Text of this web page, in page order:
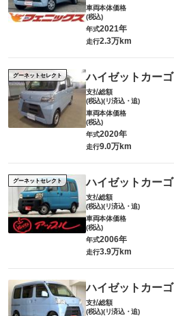
車両本体価格
(税込)
年式2021年
走行2.3万km
グーネットセレクト ハイゼットカーゴ
支払総額
(税込)(リ済込・追)
車両本体価格
(税込)
年式2020年
走行9.0万km
グーネットセレクト ハイゼットカーゴ
支払総額
(税込)(リ済込・追)
車両本体価格
(税込)
年式2006年
走行3.9万km
ハイゼットカーゴ
支払総額
(税込)(リ済込・追)